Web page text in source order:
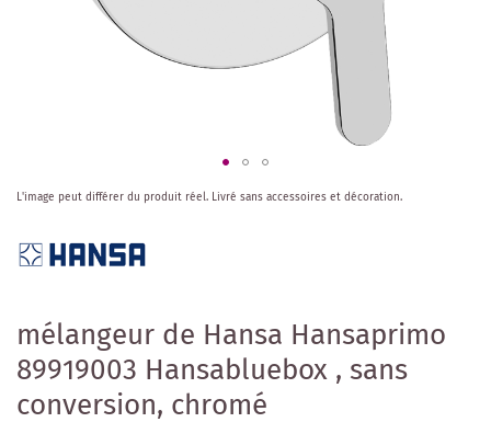
mélangeur de Hansa Hansaprimo
89919003 Hansabluebox , sans
conversion, chromé
Skip
beginning
images
gallery
L'image peut différer du produit réel. Livré sans accessoires et décoration.